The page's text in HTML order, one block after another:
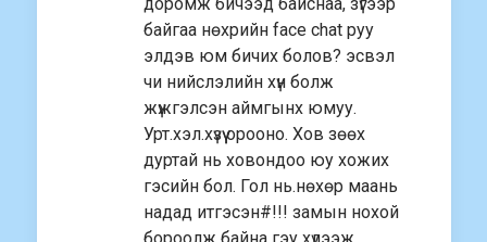
байгаа нөхрийн face chat руу
элдэв юм бичих болов? эсвэл
чи нийслэлийн хүн болж
жүжгэлсэн аймгынх юмуу.
Урт.хэл.хүзүү орооно. Хов зөөх
дуртай нь ховондоо юу хожих
гэсийн бол. Гол нь.нөхөр маань
надад итгэсэн#!!! замын нохой
бороолж байна гэу хүлээж